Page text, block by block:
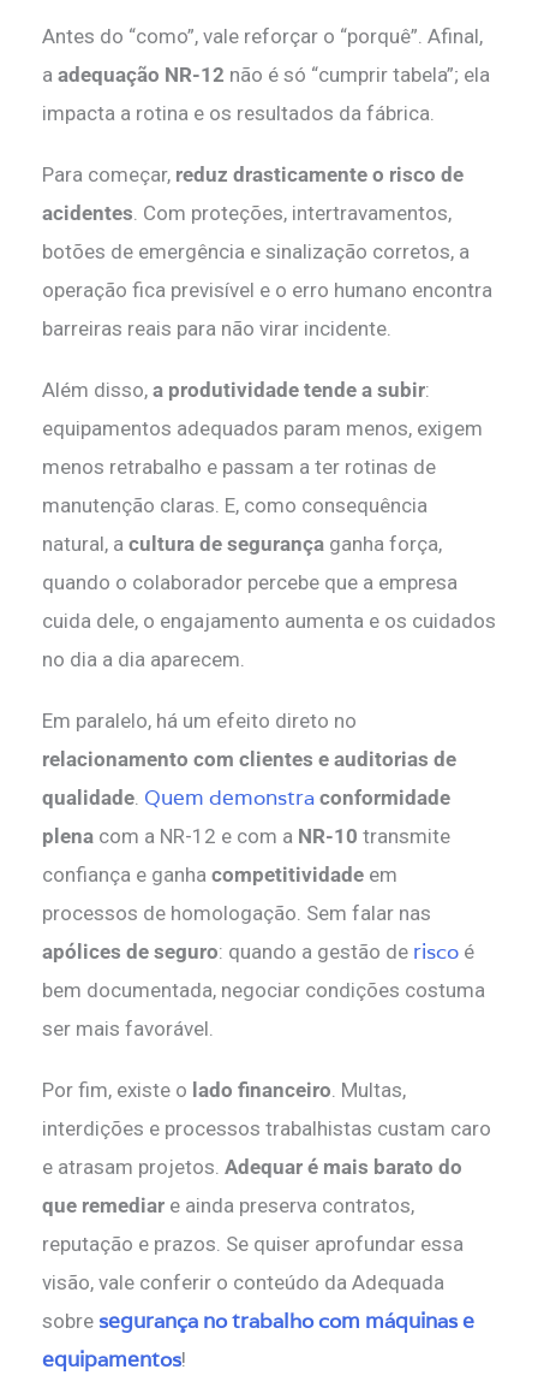
Antes do “como”, vale reforçar o “porquê”. Afinal,
a adequação NR-12 não é só “cumprir tabela”; ela
impacta a rotina e os resultados da fábrica.
Para começar, reduz drasticamente o risco de
acidentes. Com proteções, intertravamentos,
botões de emergência e sinalização corretos, a
operação fica previsível e o erro humano encontra
barreiras reais para não virar incidente.
Além disso, a produtividade tende a subir:
equipamentos adequados param menos, exigem
menos retrabalho e passam a ter rotinas de
manutenção claras. E, como consequência
natural, a cultura de segurança ganha força,
quando o colaborador percebe que a empresa
cuida dele, o engajamento aumenta e os cuidados
no dia a dia aparecem.
Em paralelo, há um efeito direto no
relacionamento com clientes e auditorias de
qualidade. Quem demonstra conformidade
plena com a NR-12 e com a NR-10 transmite
confiança e ganha competitividade em
processos de homologação. Sem falar nas
apólices de seguro: quando a gestão de risco é
bem documentada, negociar condições costuma
ser mais favorável.
Por fim, existe o lado financeiro. Multas,
interdições e processos trabalhistas custam caro
e atrasam projetos. Adequar é mais barato do
que remediar e ainda preserva contratos,
reputação e prazos. Se quiser aprofundar essa
visão, vale conferir o conteúdo da Adequada
sobre segurança no trabalho com máquinas e
equipamentos!